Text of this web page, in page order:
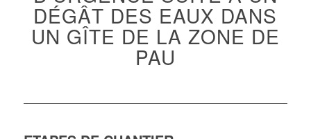
DÉGÂT DES EAUX DANS
UN GÎTE DE LA ZONE DE
PAU